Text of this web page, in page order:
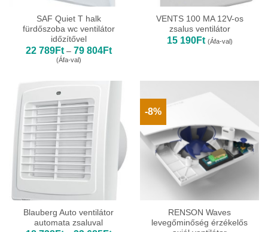
SAF Quiet T halk
fürdőszoba wc ventilátor
időzítővel
22 789Ft – 79 804FtÁrtartomány:
79
(Áfa-val)
VENTS 100 MA 12V-os
zsalus ventilátor
15 190Ft (Áfa-val)
Blauberg Auto ventilátor
automata zsaluval
-8%
RENSON Waves
levegőminőség érzékelős